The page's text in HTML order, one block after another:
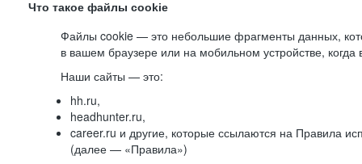
Что такое файлы cookie
Файлы cookie — это небольшие фрагменты данных,
в вашем браузере или на мобильном устройстве,
Наши сайты — это:
hh.ru,
headhunter.ru,
career.ru и другие, которые ссылаются на Правила
(далее — «Правила»)